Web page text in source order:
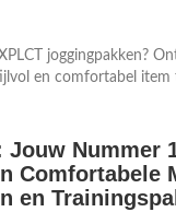
joggingpakken?
en comfortabel item
Nummer
Comfortabele
en